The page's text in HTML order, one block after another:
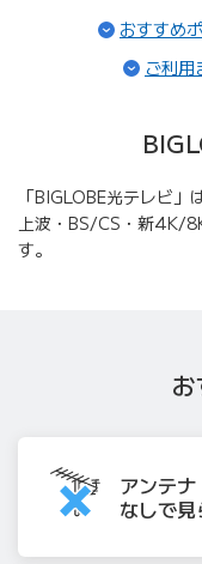
おすすめ
ご利用
「BIGLOBE光テレビ
上波・BS/CS・新4K/
す。
アンテ
なしで見